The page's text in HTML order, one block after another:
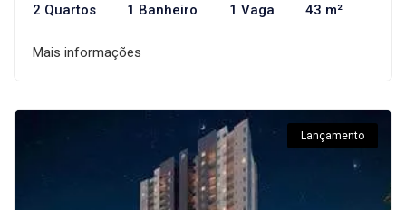
2 Quartos 1 Banheiro 1 Vaga 43 m²
Mais informações
Lançamento